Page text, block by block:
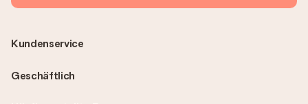
Kundenservice
Geschäftlich